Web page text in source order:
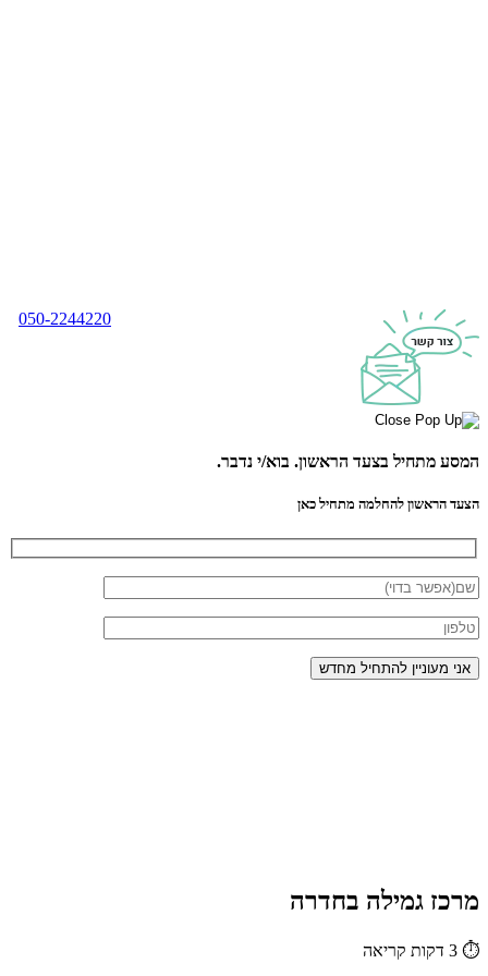
050-2244220
המסע מתחיל בצעד הראשון. בוא/י נדבר.
הצעד הראשון להחלמה מתחיל כאן
מרכז גמילה בחדרה
⏱